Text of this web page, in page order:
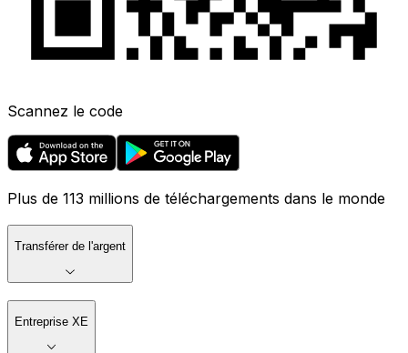
Scannez le code
Plus de 113 millions de téléchargements dans le monde
Transférer de l'argent
Entreprise XE